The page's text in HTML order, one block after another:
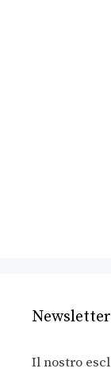
Newsletter
Il nostro